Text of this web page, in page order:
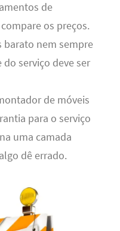
de
os preços.
barato nem sempre
serviço deve ser
de móveis
para o serviço
uma camada
dê errado.